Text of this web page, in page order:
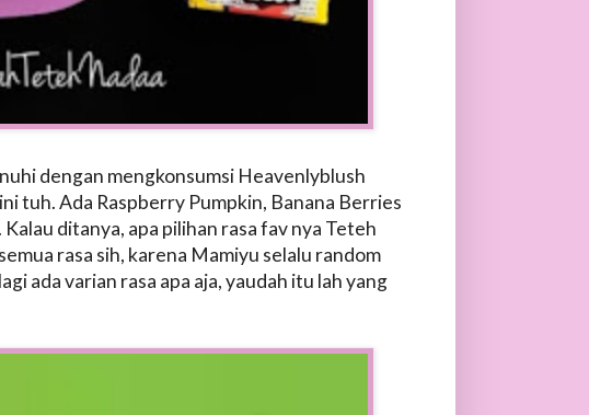
dengan mengkonsumsi Heavenlyblush
tuh. Ada Raspberry Pumpkin, Banana Berries
ditanya, apa pilihan rasa fav nya Teteh
rasa sih, karena Mamiyu selalu random
ada varian rasa apa aja, yaudah itu lah yang